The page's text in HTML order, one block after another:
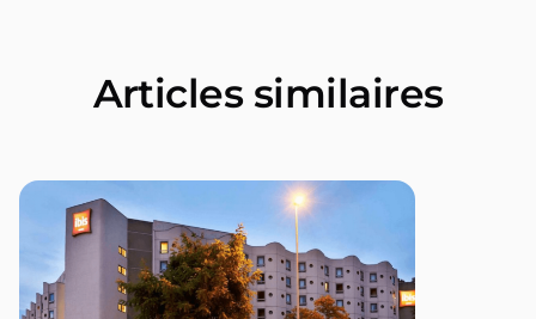
Articles similaires